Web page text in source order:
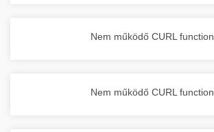
Nem működő CURL function.
Nem működő CURL function.